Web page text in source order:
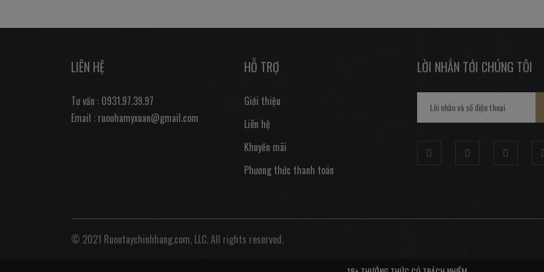
LIÊN HỆ
Tư vấn : 0931.97.39.97
Email : ruouhamyxuan@gmail.com
HỖ TRỢ
Giới thiệu
Liên hệ
Khuyến mãi
Phương thức thanh toán
LỜI NHẮN TỚI CHÚNG TÔI
© 2021 Ruoutaychinhhang.com, LLC. All rights reserved.